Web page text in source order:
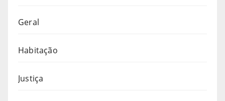
Geral
Habitação
Justiça